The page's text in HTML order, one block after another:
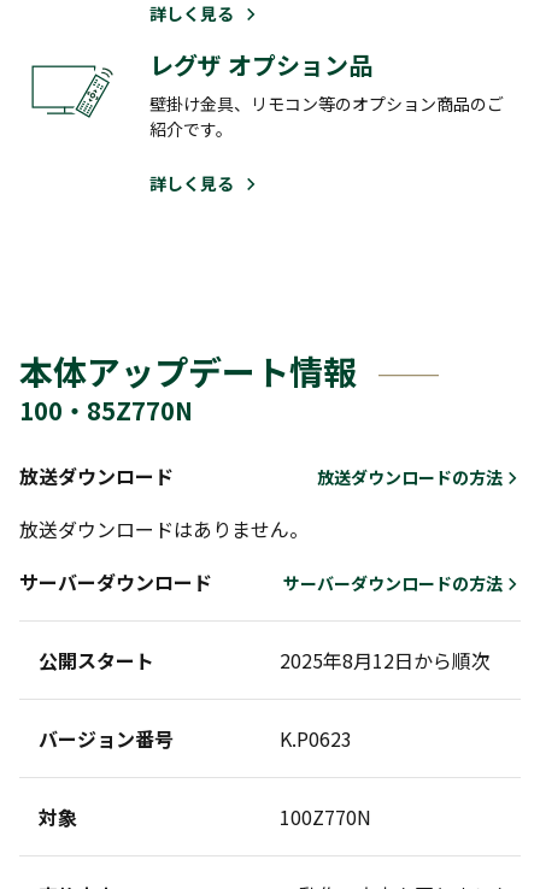
詳しく見る
レグザ オプション品
壁掛け金具、リモコン等のオプション商品のご
紹介です。
詳しく見る
本体アップデート情報
100・85Z770N
放送ダウンロード 放送ダウンロードの方法
放送ダウンロードはありません。
サーバーダウンロード
サーバーダウンロードの方法
公開スタート 2025年8月12日から順次
バージョン番号 K.P0623
対象 100Z770N